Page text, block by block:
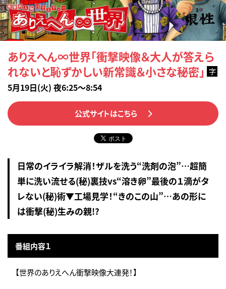
ありえへん∞世界「衝撃映像＆大人が答えら
れないと恥ずかしい新常識＆小さな秘密」 字
5月19日(火) 夜6:25～8:54
公式サイトはこちら
日常のイライラ解消！ザルを洗う“洗剤の泡”…超簡
単に洗い流せる(秘)裏技vs“溶き卵”最後の１滴がタ
レない(秘)術▼工場見学！“きのこの山”…あの形に
は衝撃(秘)生みの親!?
番組内容１
【世界のありえへん衝撃映像大連発！】